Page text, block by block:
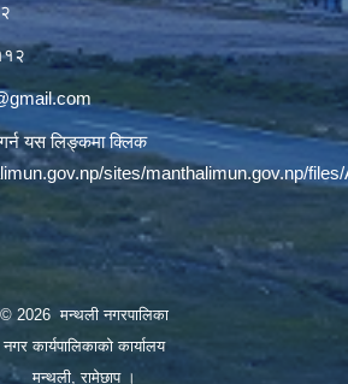
यस लिङ्कमा क्लिक
sites/manthalimun.gov.np/
© 2026 मन्थली नगरपालिका
नगर कार्यपालिकाको कार्यालय
मन्थली, रामेछाप ।